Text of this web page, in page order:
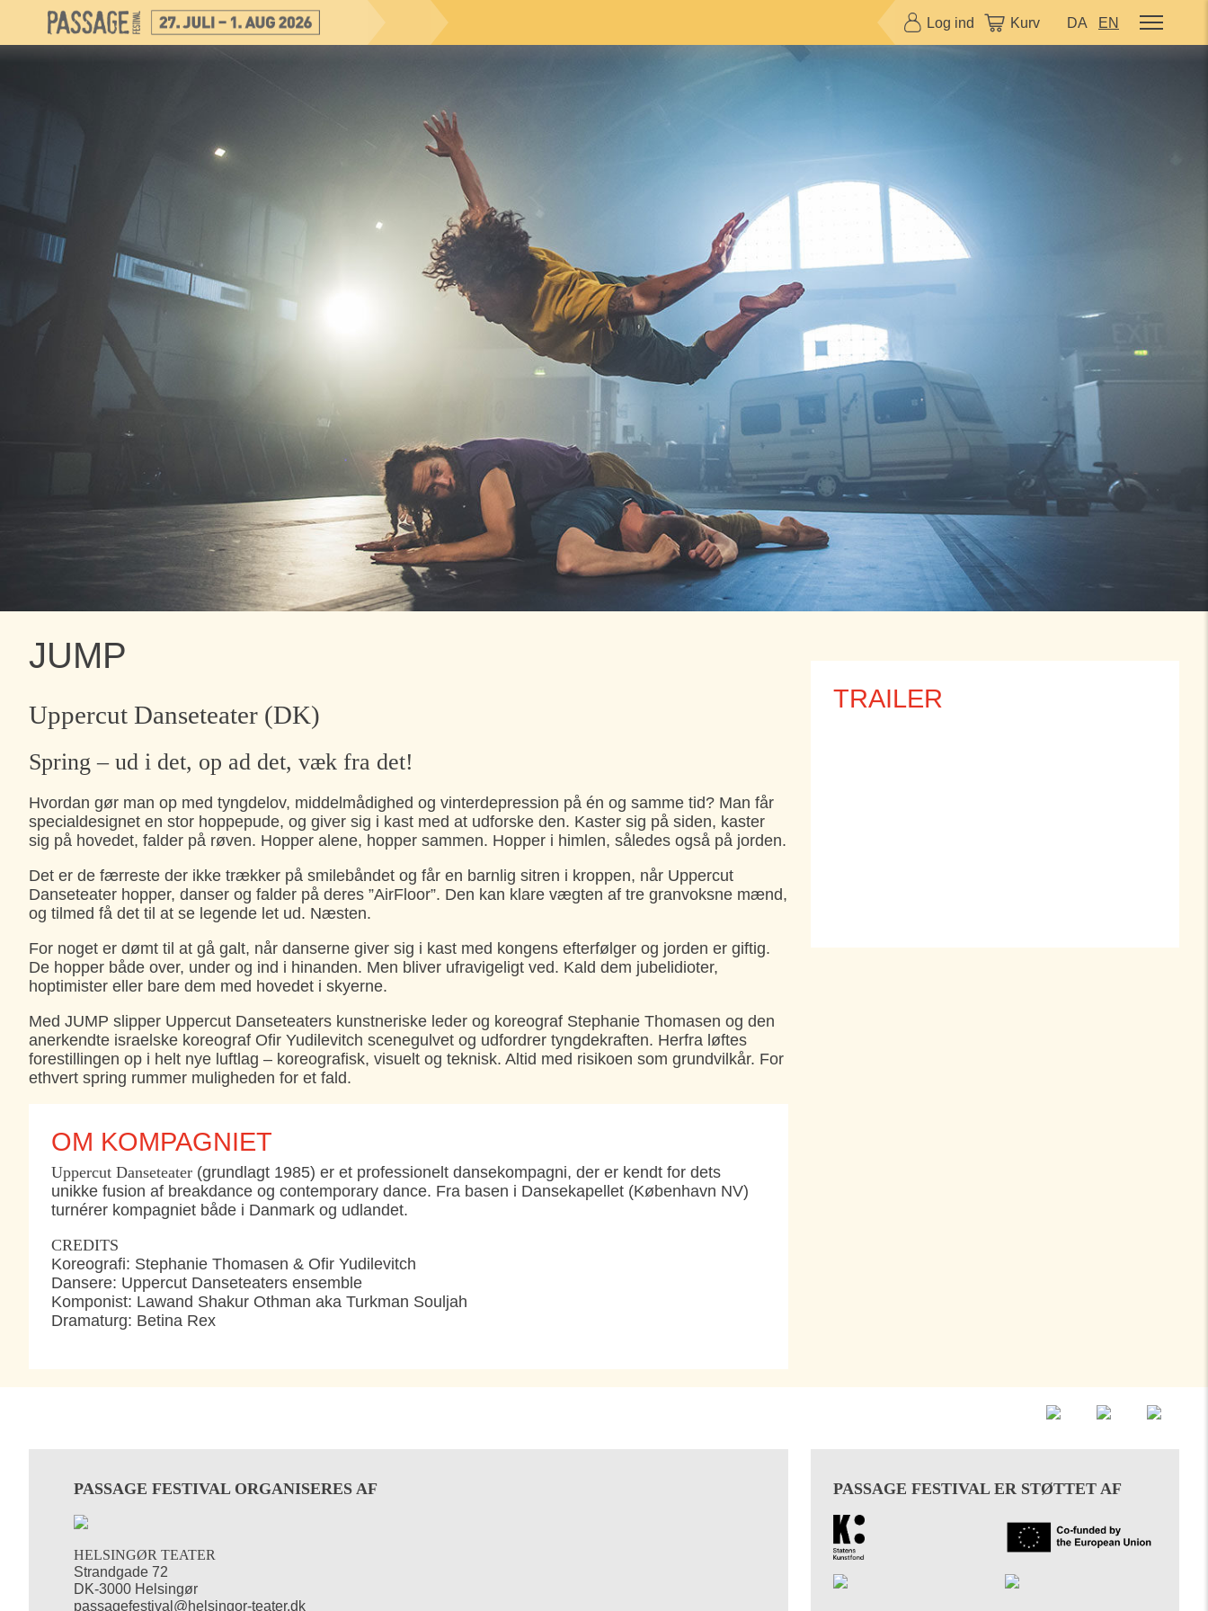
Log ind Kurv DA EN
JUMP
Uppercut Danseteater (DK)
Spring – ud i det, op ad det, væk fra det!
Hvordan gør man op med tyngdelov, middelmådighed og vinterdepression på én og samme tid? Man får
specialdesignet en stor hoppepude, og giver sig i kast med at udforske den. Kaster sig på siden, kaster
sig på hovedet, falder på røven. Hopper alene, hopper sammen. Hopper i himlen, således også på jorden.
Det er de færreste der ikke trækker på smilebåndet og får en barnlig sitren i kroppen, når Uppercut
Danseteater hopper, danser og falder på deres ”AirFloor”. Den kan klare vægten af tre granvoksne mænd,
og tilmed få det til at se legende let ud. Næsten.
For noget er dømt til at gå galt, når danserne giver sig i kast med kongens efterfølger og jorden er giftig.
De hopper både over, under og ind i hinanden. Men bliver ufravigeligt ved. Kald dem jubelidioter,
hoptimister eller bare dem med hovedet i skyerne.
Med JUMP slipper Uppercut Danseteaters kunstneriske leder og koreograf Stephanie Thomasen og den
anerkendte israelske koreograf Ofir Yudilevitch scenegulvet og udfordrer tyngdekraften. Herfra løftes
forestillingen op i helt nye luftlag – koreografisk, visuelt og teknisk. Altid med risikoen som grundvilkår. For
ethvert spring rummer muligheden for et fald.
TRAILER
OM KOMPAGNIET
Uppercut Danseteater (grundlagt 1985) er et professionelt dansekompagni, der er kendt for dets
unikke fusion af breakdance og contemporary dance. Fra basen i Dansekapellet (København NV)
turnérer kompagniet både i Danmark og udlandet.
CREDITS
Koreografi: Stephanie Thomasen & Ofir Yudilevitch
Dansere: Uppercut Danseteaters ensemble
Komponist: Lawand Shakur Othman aka Turkman Souljah
Dramaturg: Betina Rex
PASSAGE FESTIVAL ORGANISERES AF
HELSINGØR TEATER
Strandgade 72
DK-3000 Helsingør
passagefestival@helsingor-teater.dk
PASSAGE FESTIVAL ER STØTTET AF